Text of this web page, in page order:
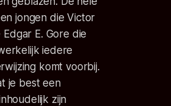
jongen die Victor
E. Gore die
iedere
komt voorbij.
je best een
zijn